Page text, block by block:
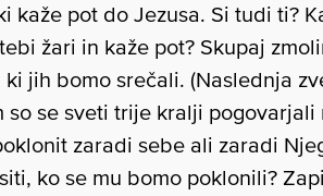
kaže pot do Jezusa. Si tudi ti?
žari in kaže pot? Skupaj
ki jih bomo srečali. (Naslednja
so se sveti trije kralji pogovarjali
zaradi sebe ali zaradi
ko se mu bomo poklonili?